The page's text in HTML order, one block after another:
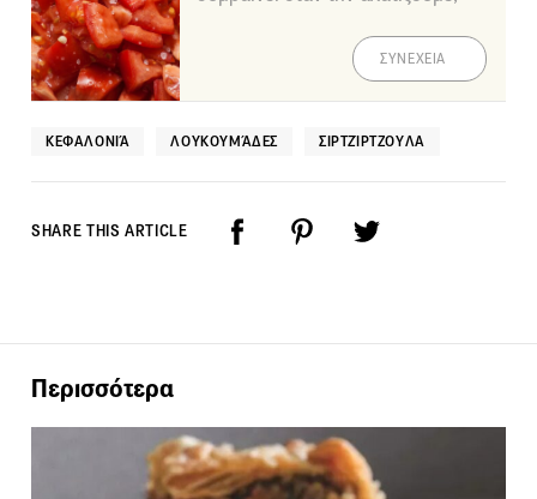
ΣΥΝΕΧΕΙΑ
ΚΕΦΑΛΟΝΙΆ ΛΟΥΚΟΥΜΆΔΕΣ ΣΙΡΤΖΊΡΤΖΟΥΛΑ
SHARE THIS ARTICLE
Περισσότερα